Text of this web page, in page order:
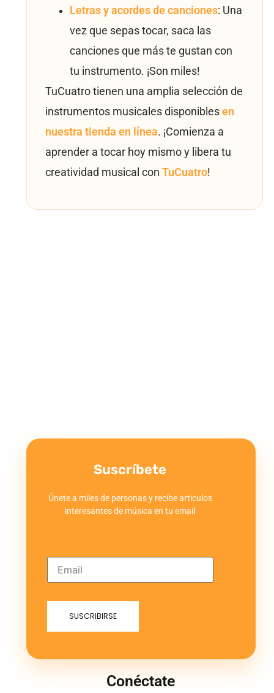
Letras y acordes de canciones: Una
vez que sepas tocar, saca las
canciones que más te gustan con
tu instrumento. ¡Son miles!
TuCuatro tienen una amplia selección de
instrumentos musicales disponibles en
nuestra tienda en línea. ¡Comienza a
aprender a tocar hoy mismo y libera tu
creatividad musical con TuCuatro!
Suscríbete
Únete a miles de personas y recibe articulos
interesantes de música en tu email
Conéctate